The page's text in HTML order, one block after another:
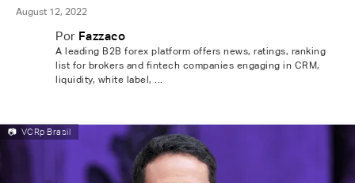
August 12, 2022
Por Fazzaco
A leading B2B forex platform offers news, ratings, ranking
list for brokers and fintech companies engaging in CRM,
liquidity, white label, ...
📷 VCRp Brasil